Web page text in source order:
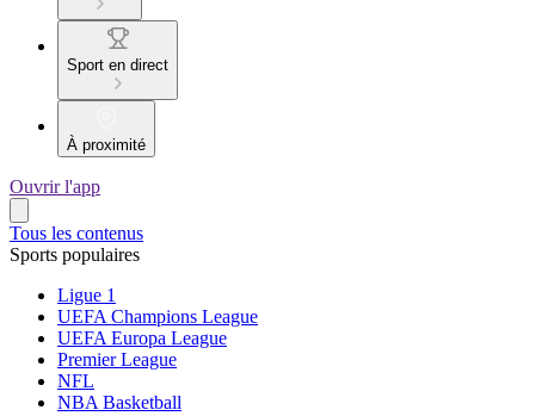
Sport en direct
À proximité
Ouvrir l'app
Tous les contenus
Sports populaires
Ligue 1
UEFA Champions League
UEFA Europa League
Premier League
NFL
NBA Basketball